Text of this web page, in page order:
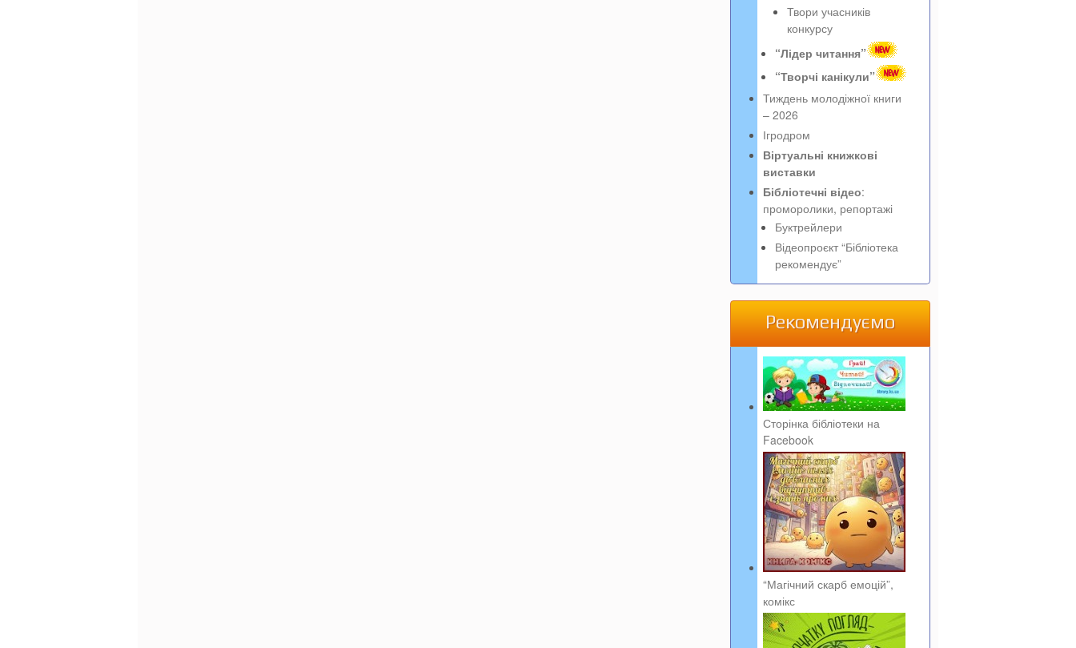
Твори учасників
конкурсу
“Лідер читання”
“Творчі канікули”
Тиждень молодіжної книги
– 2026
Ігродром
Віртуальні книжкові
виставки
Бібліотечні відео:
проморолики, репортажі
Буктрейлери
Відеопроєкт “Бібліотека
рекомендує”
Рекомендуємо
Сторінка бібліотеки на
Facebook
“Магічний скарб емоцій”,
комікс